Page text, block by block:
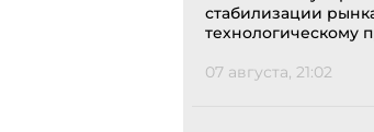
стабилизации
технологическому
07 августа, 21:02